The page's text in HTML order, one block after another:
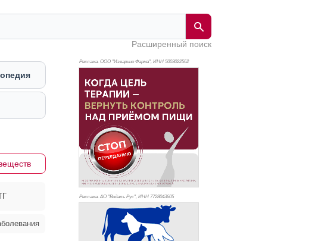
Расширенный поиск
Реклама. ООО "Изварино Фарма", ИНН 5003022562
Реклама. АО "Видаль Рус", ИНН 7728043605